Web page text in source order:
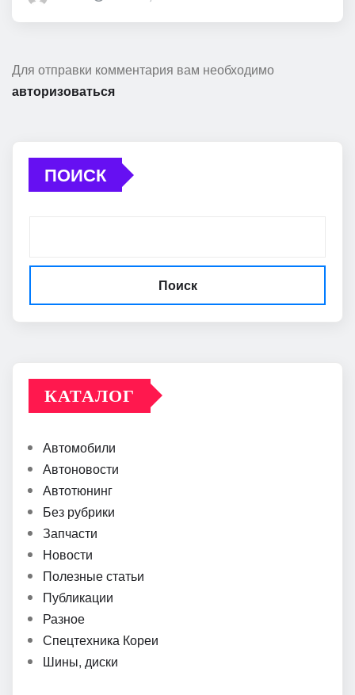
Для отправки комментария вам необходимо
авторизоваться
ПОИСК
Поиск
КАТАЛОГ
Автомобили
Автоновости
Автотюнинг
Без рубрики
Запчасти
Новости
Полезные статьи
Публикации
Разное
Спецтехника Кореи
Шины, диски